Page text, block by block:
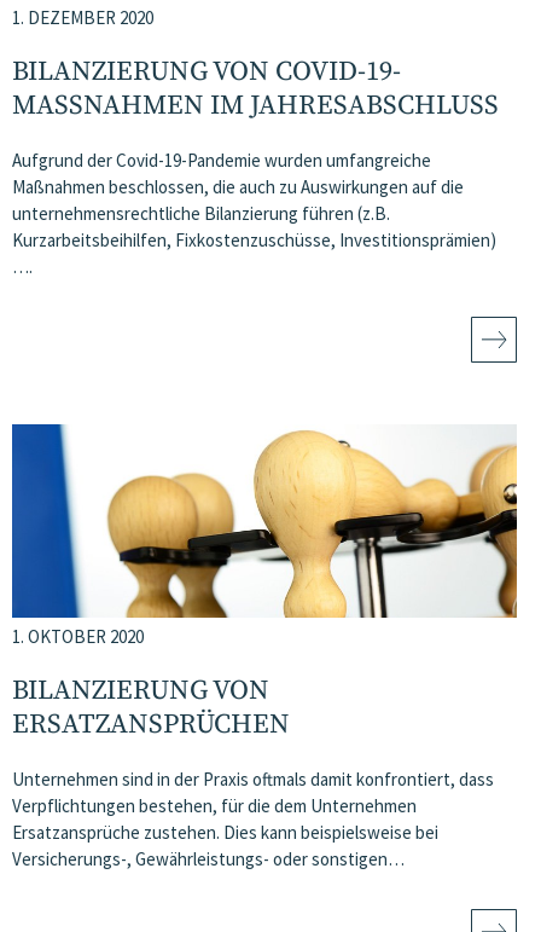
1. DEZEMBER 2020
BILANZIERUNG VON COVID-19-
MASSNAHMEN IM JAHRESABSCHLUSS
Aufgrund der Covid-19-Pandemie wurden umfangreiche
Maßnahmen beschlossen, die auch zu Auswirkungen auf die
unternehmensrechtliche Bilanzierung führen (z.B.
Kurzarbeitsbeihilfen, Fixkostenzuschüsse, Investitionsprämien)
….
1. OKTOBER 2020
BILANZIERUNG VON
ERSATZANSPRÜCHEN
Unternehmen sind in der Praxis oftmals damit konfrontiert, dass
Verpflichtungen bestehen, für die dem Unternehmen
Ersatzansprüche zustehen. Dies kann beispielsweise bei
Versicherungs-, Gewährleistungs- oder sonstigen…